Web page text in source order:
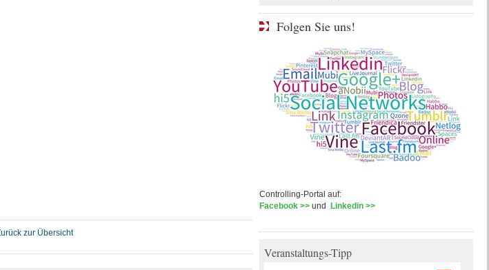
zur Übersicht
Folgen Sie uns!
Controlling-Portal auf:
Facebook >>und Linkedin >>
Veranstaltungs-Tipp